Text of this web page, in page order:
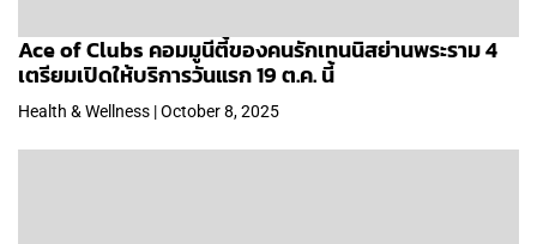
Ace of Clubs คอมมูนีตี้ของคนรักเทนนิสย่านพระราม 4
เตรียมเปิดให้บริการวันแรก 19 ต.ค. นี้
Health & Wellness | October 8, 2025